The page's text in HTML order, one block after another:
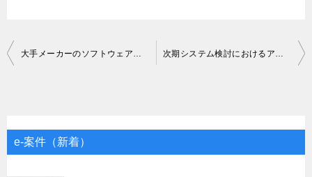
投
ゲ
大手メーカーのソフトウェア開発におけるバックエンドエンジニアテックリード 次期システム検討におけるアーキテクト検討、レビュー支援
e-案件（新着）